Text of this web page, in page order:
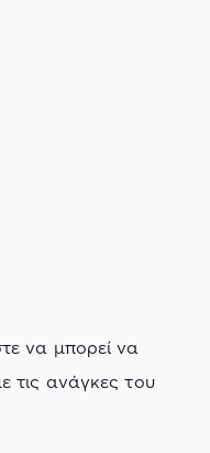
να μπορεί να
τις ανάγκες του